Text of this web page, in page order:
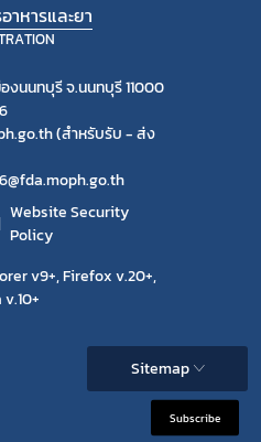
หารและยา
นนทบุรี จ.นนทบุรี 11000
(สำหรับรับ - ส่ง
Website Security
Policy
v9+, Firefox v.20+,
Sitemap
Subscribe